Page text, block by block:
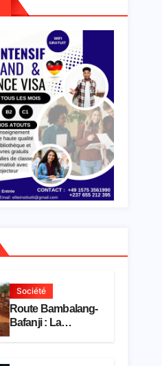
Société
Route Bambalang-
Bafanji : La
dégradation de
activités